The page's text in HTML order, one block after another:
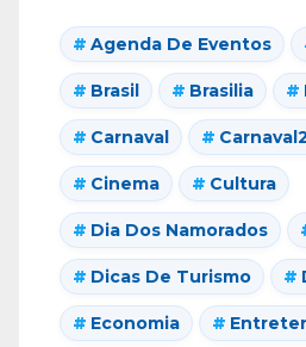
Agenda De Eventos
Brasil Brasilia
Carnaval
Cinema Cultura
Dia Dos Namorados
Dicas De Turismo
Economia